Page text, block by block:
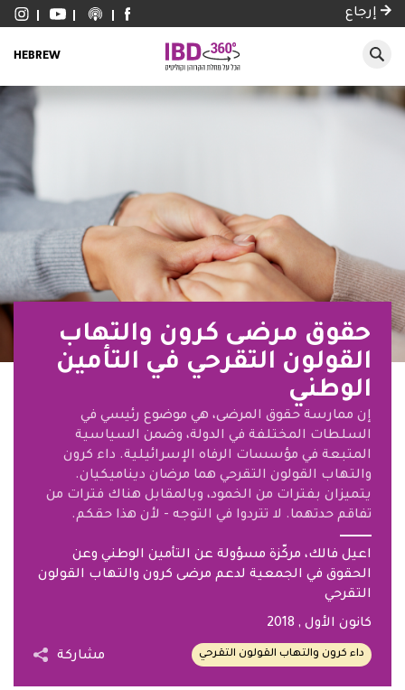
إرجاع
HEBREW
حقوق مرضى كرون والتهاب
القولون التقرحي في التأمين
الوطني
إن ممارسة حقوق المرضى، هي موضوع رئيسي في
السلطات المختلفة في الدولة، وضمن السياسية
المتبعة في مؤسسات الرفاه الإسرائيلية. داء كرون
والتهاب القولون التقرحي هما مرضان ديناميكيان.
يتميزان بفترات من الخمود، وبالمقابل هناك فترات من
تفاقم حدتهما. لا تتردوا في التوجه - لأن هذا حقكم.
اعيل فالك، مركّزة مسؤولة عن التأمين الوطني وعن
الحقوق في الجمعية لدعم مرضى كرون والتهاب القولون
التقرحي
كانون الأول, 2018
داء كرون والتهاب القولون التقرحي مشاركة